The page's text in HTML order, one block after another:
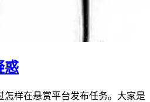
惑
怎样在悬赏平台发布任务。大家是